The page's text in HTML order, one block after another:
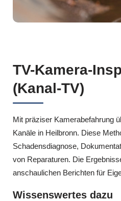
TV-Kamera-
(Kanal-TV)
Mit präziser Kamerabefahrung
Kanäle in Heilbronn. Diese
Schadensdiagnose,
von Reparaturen. Die
anschaulichen Berichten für
Wissenswertes dazu